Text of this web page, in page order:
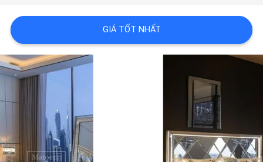
CHÚNG
TÔI
THAM
QUAN
MÁY
GIÁ TỐT NHẤT